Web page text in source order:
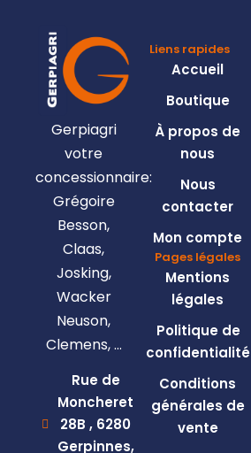
Gerpiagri
votre
concessionnaire:
Grégoire
Besson,
Claas,
Josking,
Wacker
Neuson,
Clemens, …
Rue de
Moncheret
28B , 6280
Gerpinnes,
Liens rapides
Accueil
Boutique
À propos de
nous
Nous
contacter
Mon compte
Pages légales
Mentions
légales
Politique de
confidentialité
Conditions
générales de
vente